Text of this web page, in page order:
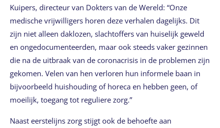
Kuipers, directeur van Dokters van de Wereld: “Onze
medische vrijwilligers horen deze verhalen dagelijks. Dit
zijn niet alleen daklozen, slachtoffers van huiselijk geweld
en ongedocumenteerden, maar ook steeds vaker gezinnen
die na de uitbraak van de coronacrisis in de problemen zijn
gekomen. Velen van hen verloren hun informele baan in
bijvoorbeeld huishouding of horeca en hebben geen, of
moeilijk, toegang tot reguliere zorg.”
Naast eerstelijns zorg stijgt ook de behoefte aan